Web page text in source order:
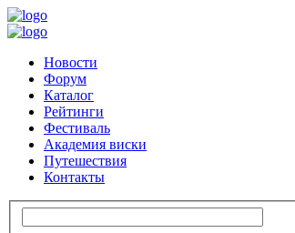
Новости
Форум
Каталог
Рейтинги
Фестиваль
Академия виски
Путешествия
Контакты